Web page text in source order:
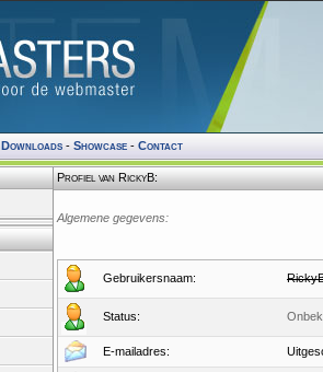
Downloads - Showcase - Contact
Profiel van RickyB:
Algemene gegevens:
Gebruikersnaam:
Status:
E-mailadres: